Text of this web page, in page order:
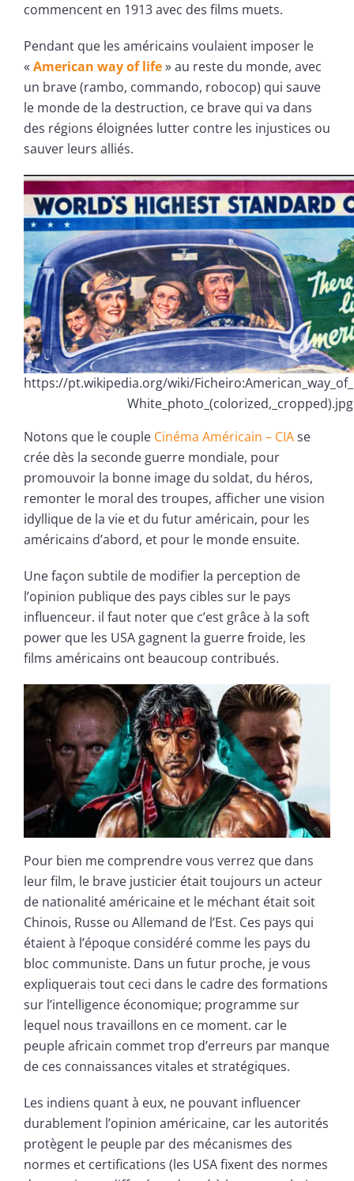
commencent en 1913 avec des films muets.
Pendant que les américains voulaient imposer le
«American way of life» au reste du monde, avec
un brave (rambo, commando, robocop) qui sauve
le monde de la destruction, ce brave qui va dans
des régions éloignées lutter contre les injustices ou
sauver leurs alliés.
https://pt.wikipedia.org/wiki/
White_photo_(colorized,_cropped).jpg
Notons que le couple Cinéma Américain – CIAse
crée dès la seconde guerre mondiale, pour
promouvoir la bonne image du soldat, du héros,
remonter le moral des troupes, afficher une vision
idyllique de la vie et du futur américain, pour les
américains d’abord, et pour le monde ensuite.
Une façon subtile de modifier la perception de
l’opinion publique des pays cibles sur le pays
influenceur. il faut noter que c’est grâce à la soft
power que les USA gagnent la guerre froide, les
films américains ont beaucoup contribués.
Pour bien me comprendre vous verrez que dans
leur film, le brave justicier était toujours un acteur
de nationalité américaine et le méchant était soit
Chinois, Russe ou Allemand de l’Est. Ces pays qui
étaient à l’époque considéré comme les pays du
bloc communiste. Dans un futur proche, je vous
expliquerais tout ceci dans le cadre des formations
sur l’intelligence économique; programme sur
lequel nous travaillons en ce moment. car le
peuple africain commet trop d’erreurs par manque
de ces connaissances vitales et stratégiques.
Les indiens quant à eux, ne pouvant influencer
durablement l’opinion américaine, car les autorités
protègent le peuple par des mécanismes des
normes et certifications (les USA fixent des normes